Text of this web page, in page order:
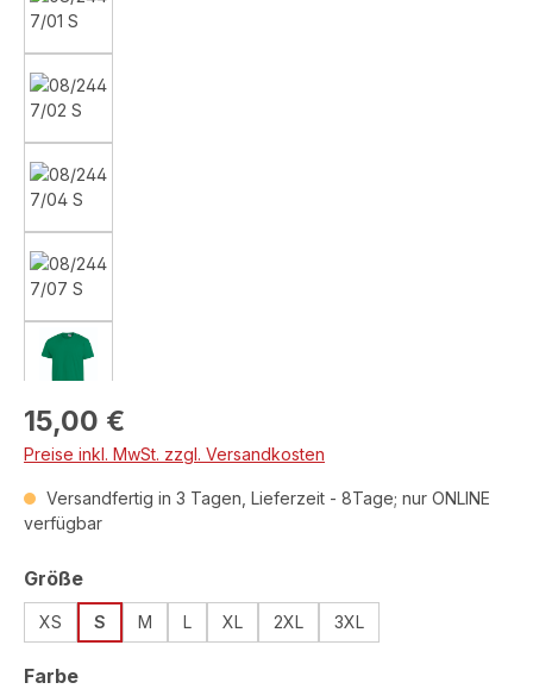
Regulärer Preis:
15,00 €
Preise inkl. MwSt. zzgl. Versandkosten
Versandfertig in 3 Tagen, Lieferzeit - 8Tage; nur ONLINE
verfügbar
Größeauswählen
XS S M L XL 2XL 3XL
Farbeauswählen